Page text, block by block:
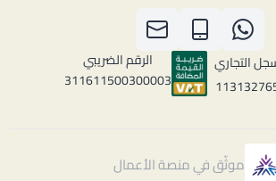
التجاري
الرقم الضريبي
311611500300003
موثّق في منصة الأعمال